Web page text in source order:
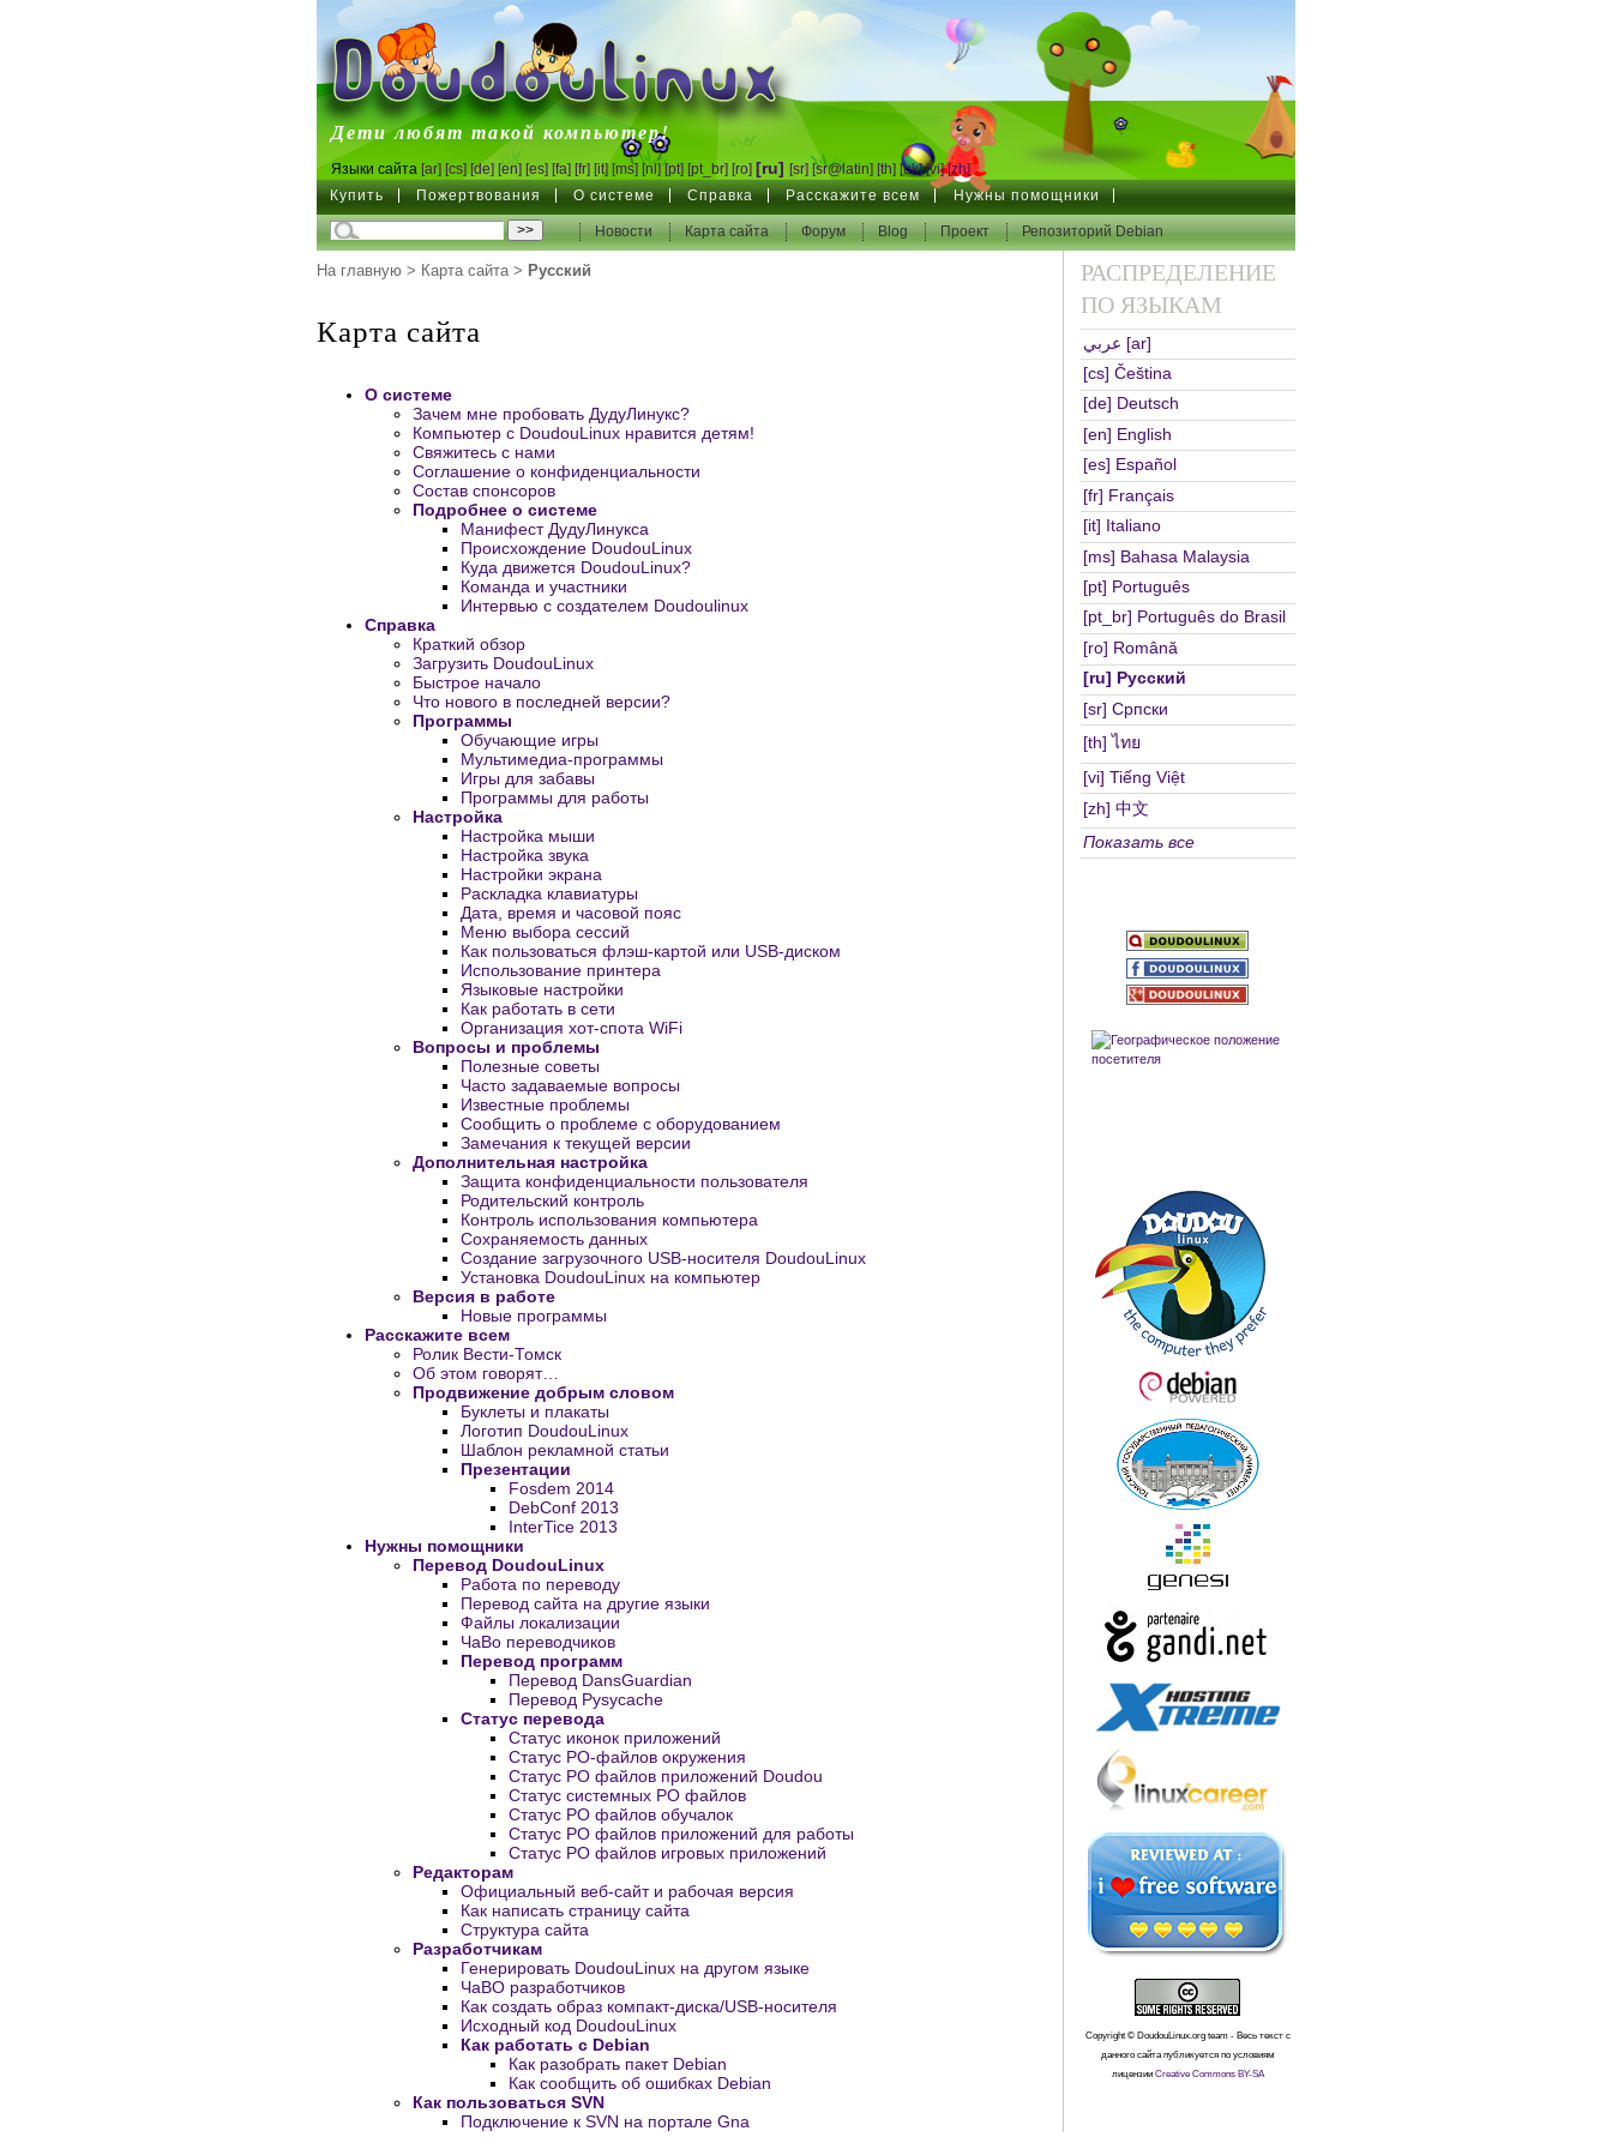
DoudouLinux
Дети любят такой компьютер!
Языки сайта [ar] [cs] [de] [en] [es] [fa] [fr] [it] [ms] [nl] [pt] [pt_br] [ro] [ru] [sr] [sr@latin] [th] [uk] [vi] [zh]
Купить Пожертвования О системе Справка Расскажите всем Нужны помощники
Новости Карта сайта Форум Blog Проект Репозиторий Debian
На главную> Карта сайта> Русский
Карта сайта
О системе
Зачем мне пробовать ДудуЛинукс?
Компьютер с DoudouLinux нравится детям!
Свяжитесь с нами
Соглашение о конфиденциальности
Состав спонсоров
Подробнее о системе
Манифест ДудуЛинукса
Происхождение DoudouLinux
Куда движется DoudouLinux?
Команда и участники
Интервью с создателем Doudoulinux
Справка
Краткий обзор
Загрузить DoudouLinux
Быстрое начало
Что нового в последней версии?
Программы
Обучающие игры
Мультимедиа-программы
Игры для забавы
Программы для работы
Настройка
Настройка мыши
Настройка звука
Настройки экрана
Раскладка клавиатуры
Дата, время и часовой пояс
Меню выбора сессий
Как пользоваться флэш-картой или USB-диском
Использование принтера
Языковые настройки
Как работать в сети
Организация хот-спота WiFi
Вопросы и проблемы
Полезные советы
Часто задаваемые вопросы
Известные проблемы
Сообщить о проблеме с оборудованием
Замечания к текущей версии
Дополнительная настройка
Защита конфиденциальности пользователя
Родительский контроль
Контроль использования компьютера
Сохраняемость данных
Создание загрузочного USB-носителя DoudouLinux
Установка DoudouLinux на компьютер
Версия в работе
Новые программы
Расскажите всем
Ролик Вести-Томск
Об этом говорят…
Продвижение добрым словом
Буклеты и плакаты
Логотип DoudouLinux
Шаблон рекламной статьи
Презентации
Fosdem 2014
DebConf 2013
InterTice 2013
Нужны помощники
Перевод DoudouLinux
Работа по переводу
Перевод сайта на другие языки
Файлы локализации
ЧаВо переводчиков
Перевод программ
Перевод DansGuardian
Перевод Pysycache
Статус перевода
Статус иконок приложений
Статус PO-файлов окружения
Статус PO файлов приложений Doudou
Статус системных PO файлов
Статус PO файлов обучалок
Статус PO файлов приложений для работы
Статус PO файлов игровых приложений
Редакторам
Официальный веб-сайт и рабочая версия
Как написать страницу сайта
Структура сайта
Разработчикам
Генерировать DoudouLinux на другом языке
ЧаВО разработчиков
Как создать образ компакт-диска/USB-носителя
Исходный код DoudouLinux
Как работать с Debian
Как разобрать пакет Debian
Как сообщить об ошибках Debian
Как пользоватьcя SVN
Подключение к SVN на портале Gna
РАСПРЕДЕЛЕНИЕ
ПО ЯЗЫКАМ
[ar] عربي
[cs] Čeština
[de] Deutsch
[en] English
[es] Español
[fr] Français
[it] Italiano
[ms] Bahasa Malaysia
[pt] Português
[pt_br] Português do Brasil
[ro] Română
[ru] Русский
[sr] Српски
[th] ไทย
[vi] Tiếng Việt
[zh] 中文
Показать все
Copyright © DoudouLinux.org team - Весь текст с
данного сайта публикуется по условиям
лицензии Creative Commons BY-SA